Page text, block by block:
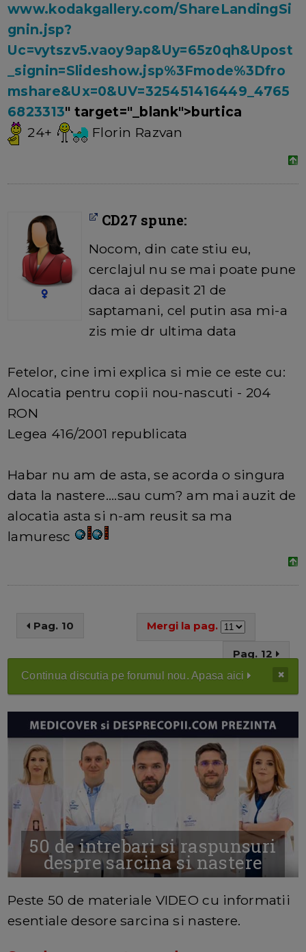
www.kodakgallery.com/ShareLandingSi
gnin.jsp?
Uc=vytszv5.vaoy9ap&Uy=65z0qh&Upost
_signin=Slideshow.jsp%3Fmode%3Dfro
mshare&Ux=0&UV=325451416449_4765
6823313" target="_blank">burtica
24+
Florin Razvan
CD27 spune:
Nocom, din cate stiu eu,
cerclajul nu se mai poate pune
daca ai depasit 21 de
saptamani, cel putin asa mi-a
zis mie dr ultima data
Fetelor, cine imi explica si mie ce este cu:
Alocatia pentru copii nou-nascuti - 204
RON
Legea 416/2001 republicata
Habar nu am de asta, se acorda o singura
data la nastere....sau cum? am mai auzit de
alocatia asta si n-am reusit sa ma
lamuresc
Pag. 10 Mergi la pag.
Pag. 12
Continua discutia pe forumul nou. Apasa aici
50 de intrebari si raspunsuri
despre sarcina si nastere
Peste 50 de materiale VIDEO cu informatii
esentiale desore sarcina si nastere.